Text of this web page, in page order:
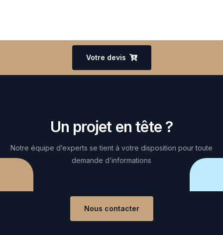
Votre devis
Un projet en tête ?
Notre équipe d’experts se tient à votre disposition pour toute
demande d’informations
Nous contacter